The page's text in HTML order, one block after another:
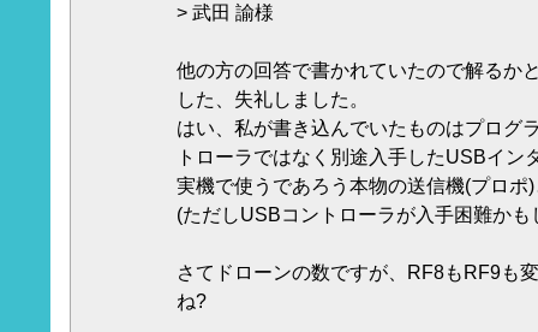
> 武田 諭様
他の方の回答で書かれていたので解るか
した、失礼しました。
はい、私が書き込んでいたものはプログ
トローラではなく別途入手したUSBイン
実機で使うであろう本物の送信機(プロポ
(ただしUSBコントローラが入手困難かも
さてドローンの数ですが、RF8もRF9も
ね?